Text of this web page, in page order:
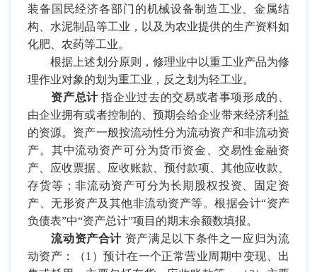
装备国民经济各部门的机械设备制造工业、金属结
构、水泥制品等工业，以及为农业提供的生产资料如
化肥、农药等工业。
根据上述划分原则，修理业中以重工业产品为修
理作业对象的划为重工业，反之划为轻工业。
资产总计指企业过去的交易或者事项形成的、
由企业拥有或者控制的、预期会给企业带来经济利益
的资源。资产一般按流动性分为流动资产和非流动资
产。其中流动资产可分为货币资金、交易性金融资
产、应收票据、应收账款、预付款项、其他应收款、
存货等；非流动资产可分为长期股权投资、固定资
产、无形资产及其他非流动资产等。根据会计“资产
负债表”中“资产总计”项目的期末余额数填报。
流动资产合计 资产满足以下条件之一应归为流
动资产：（1 ）预计在一个正常营业周期中变现、出